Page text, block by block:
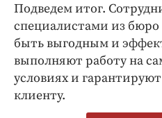
Подведем итог.
специалистами из
быть выгодным и
выполняют работу на
условиях и
клиенту.